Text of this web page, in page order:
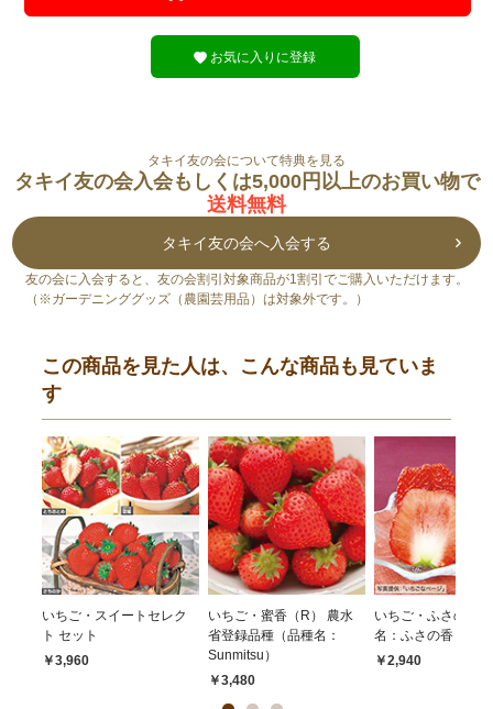
お気に入りに登録
タキイ友の会について特典を見る
タキイ友の会入会もしくは5,000円以上のお買い物で
送料無料
タキイ友の会へ入会する
友の会に入会すると、友の会割引対象商品が1割引でご購入いただけます。
（※ガーデニンググッズ（農園芸用品）は対象外です。）
この商品を見た人は、こんな商品も見ていま
す
いちご・スイートセレク
ト セット
￥3,960
いちご・蜜香（R） 農水
省登録品種（品種名：
Sunmitsu）
￥3,480
いちご・ふさのか
名：ふさの香）
￥2,940